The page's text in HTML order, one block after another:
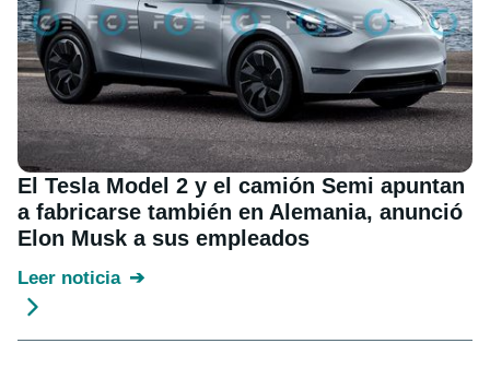
El Tesla Model 2 y el camión Semi apuntan
a fabricarse también en Alemania, anunció
Elon Musk a sus empleados
Leer noticia